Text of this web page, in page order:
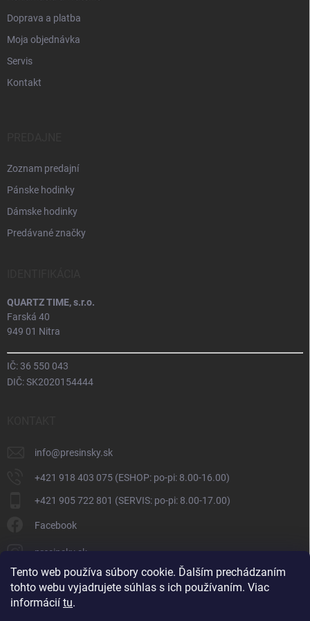
Tento web používa súbory cookie. Ďalším prechádzaním
tohto webu vyjadrujete súhlas s ich používaním. Viac
informácií tu.
Doprava a platba
Moja objednávka
Servis
Kontakt
Zoznam predajní
Pánske hodinky
Dámske hodinky
Predávané značky
QUARTZ TIME, s.r.o.
Farská 40
949 01 Nitra
IČ: 36 550 043
DIČ: SK2020154444
info@presinsky.sk
+421 918 403 075 (ESHOP: po-pi: 8.00-16.00)
+421 905 722 801 (SERVIS: po-pi: 8.00-17.00)
Facebook
presinsky.sk